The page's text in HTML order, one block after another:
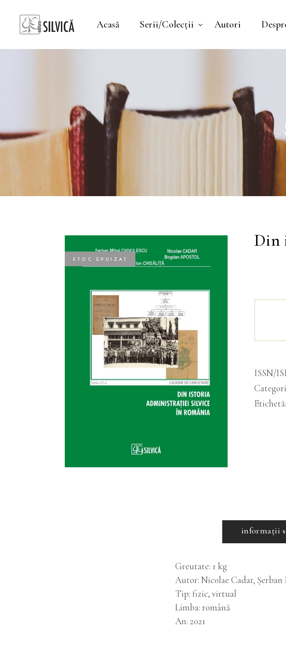
Acasă Serii/Colecții Autori
STOC EPUIZAT
Din
ISSN/
Etichetă:
informații
Greutate 1 kg
Autor Nicolae Cadar,
Tip fizic, virtual
Limba română
An 2021